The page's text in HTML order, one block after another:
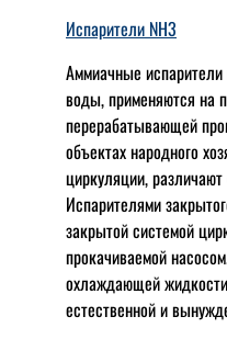
Испарители NH3
Аммиачные
воды, применяются на
перерабатывающей
объектах народного
циркуляции,
Испарителями
закрытой системой
прокачиваемой
охлаждающей
естественной и